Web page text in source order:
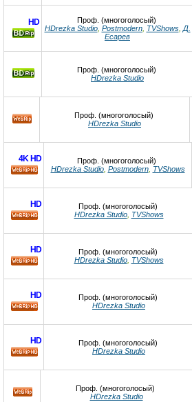
HD
Проф. (многоголосый)
HDrezka Studio, Postmodern, TVShows, Д.
Есарев
Проф. (многоголосый)
HDrezka Studio
Проф. (многоголосый)
HDrezka Studio
HD
4K
Проф. (многоголосый)
HDrezka Studio, Postmodern, TVShows
HD
Проф. (многоголосый)
HDrezka Studio, TVShows
HD
Проф. (многоголосый)
HDrezka Studio, TVShows
HD
Проф. (многоголосый)
HDrezka Studio
HD
Проф. (многоголосый)
HDrezka Studio
Проф. (многоголосый)
HDrezka Studio